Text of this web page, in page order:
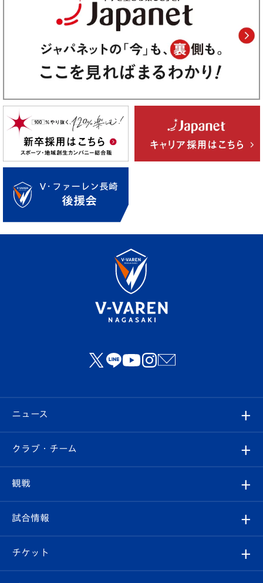
ニュース
すべて
クラブ
試合情報
クラブ・チーム
クラブ概要
エンブレム紹介
観戦
観戦ルール
はじめての観戦ガイド
試合情報
試合日程/結果
チケット